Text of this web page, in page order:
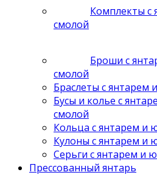
Комплекты с
смолой
Броши с
смолой
Браслеты с янтарем
Бусы и колье с
смолой
Кольца с янтарем и
Кулоны с янтарем и
Серьги с янтарем и
Прессованный янтарь